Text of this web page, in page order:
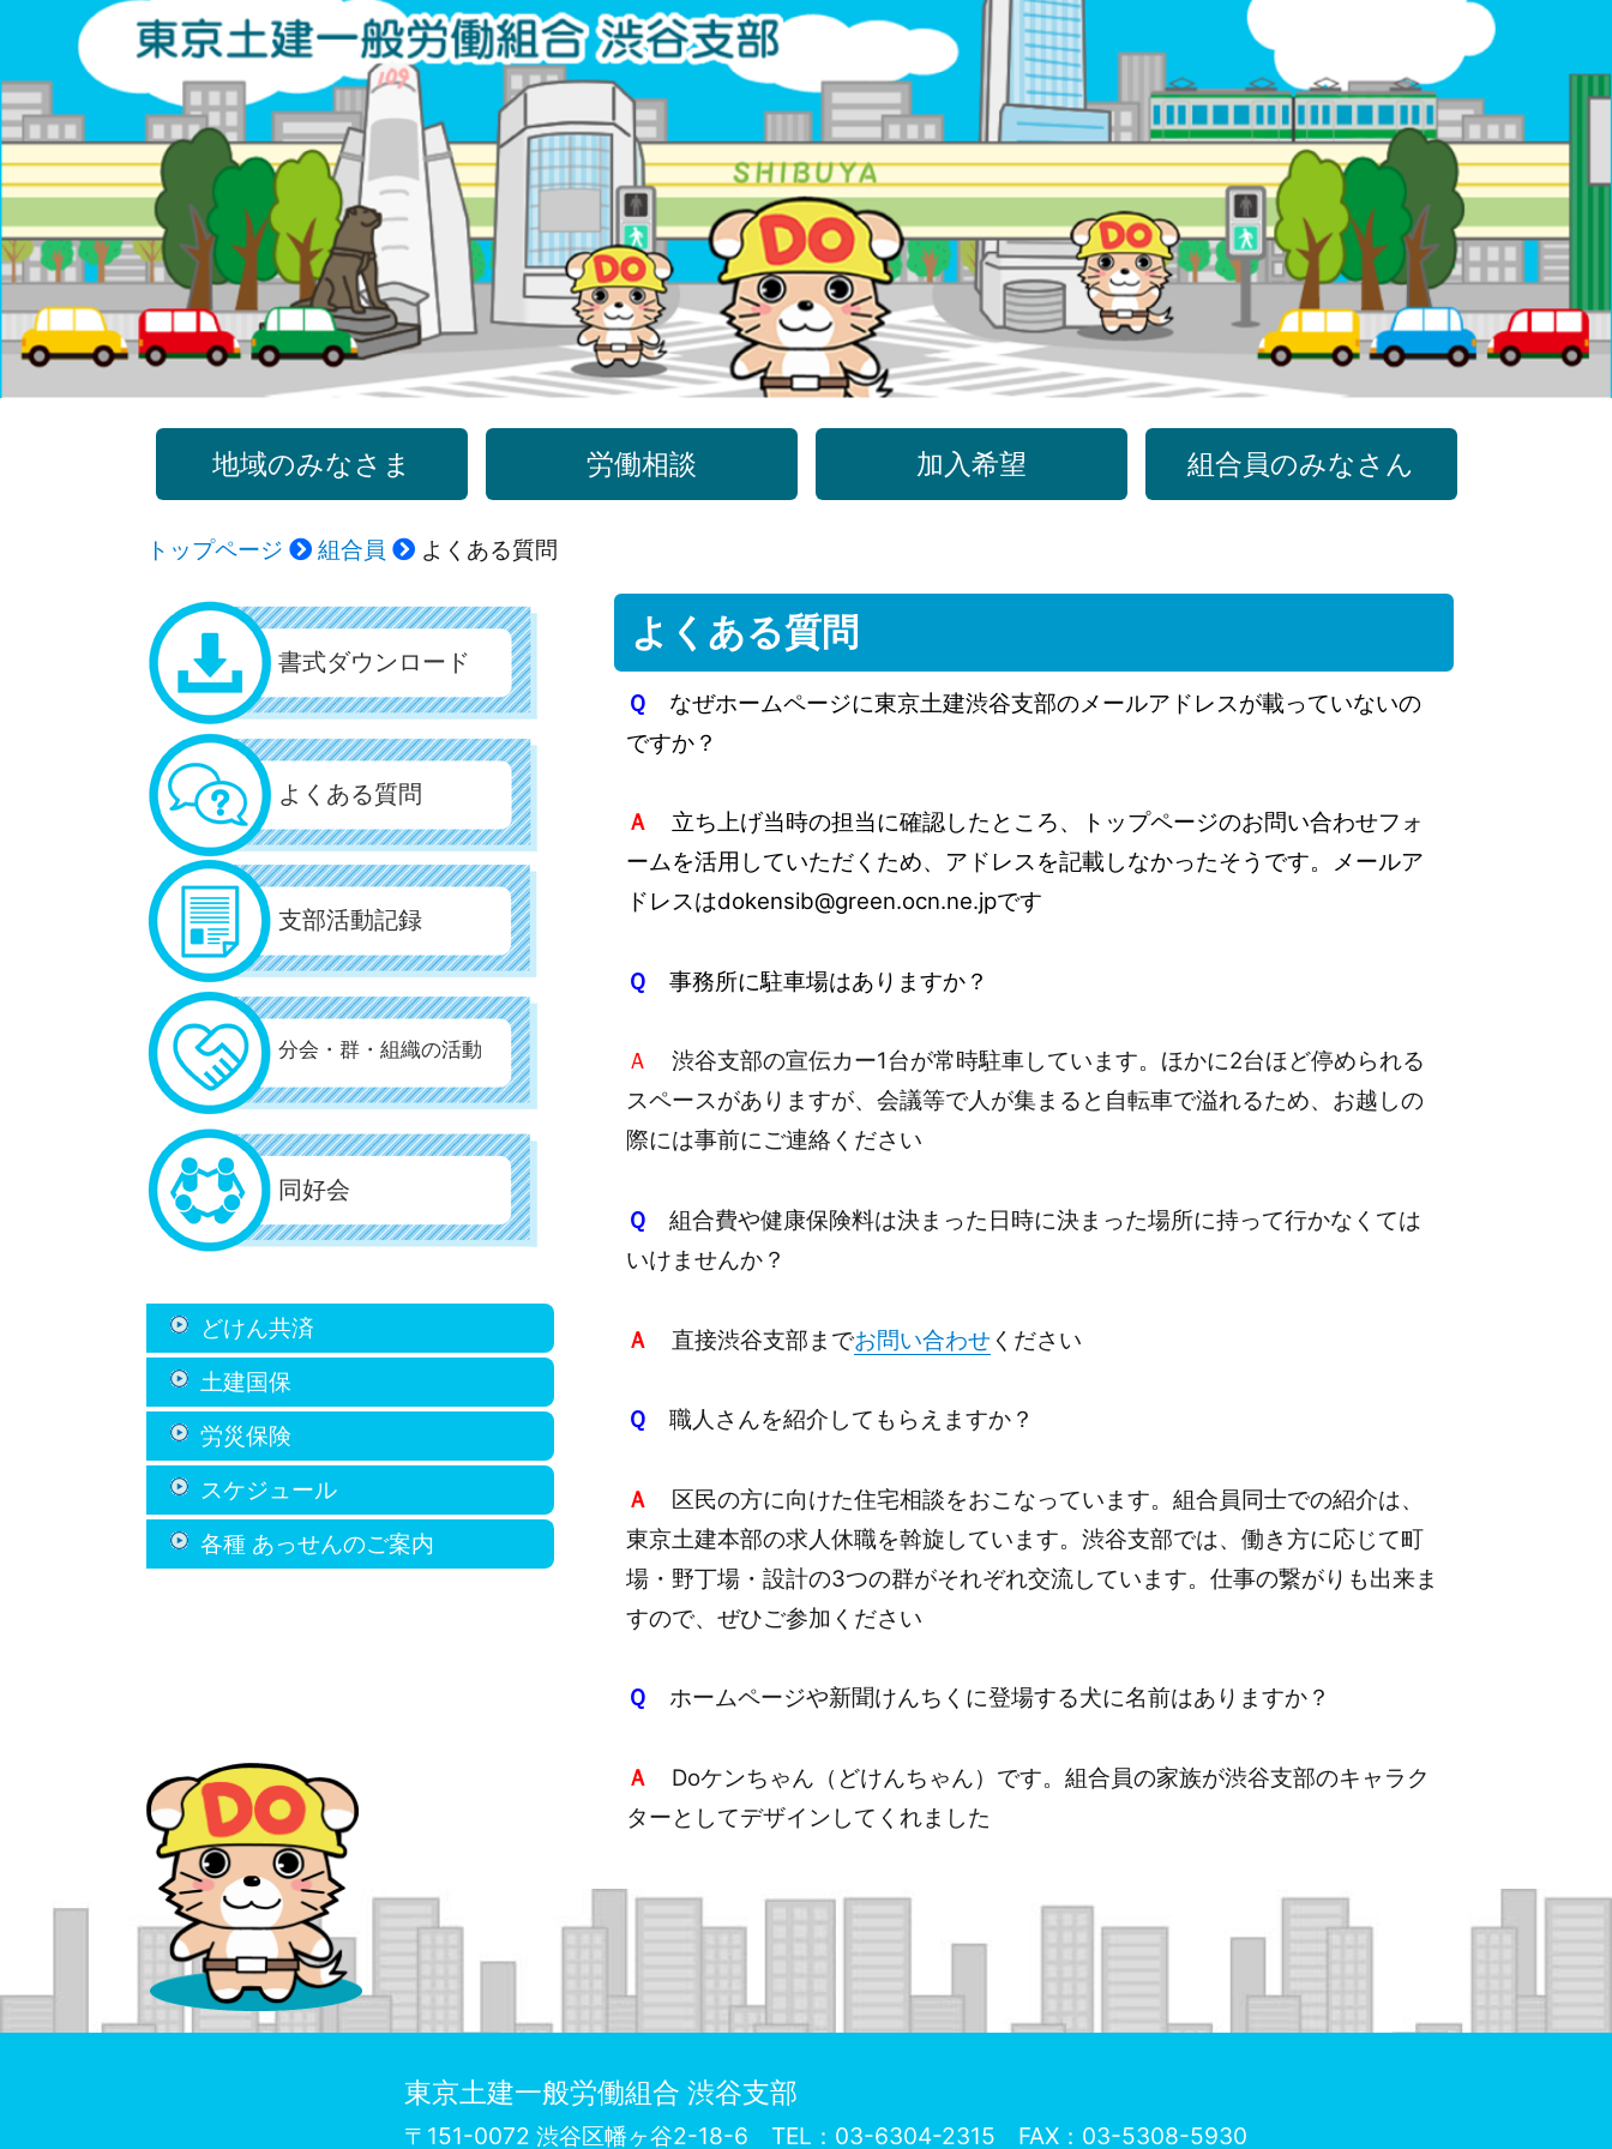
テ
ン
ツ
ス
キ
プ
地域のみなさま 労働相談 加入希望 組合員のみなさん
トップページ 組合員 よくある質問
よくある質問
Ｑ なぜホームページに東京土建渋谷支部のメールアドレスが載っていないの
ですか？
Ａ
立ち上げ当時の担当に確認したところ、トップページのお問い合わせフォ
ームを活用していただくため、アドレスを記載しなかったそうです。メールア
ドレスはdokensib@green.ocn.ne.jpです
Ｑ 事務所に駐車場はありますか？
Ａ
渋谷支部の宣伝カー1台が常時駐車しています。ほかに2台ほど停められる
スペースがありますが、会議等で人が集まると自転車で溢れるため、お越しの
際には事前にご連絡ください
Ｑ 組合費や健康保険料は決まった日時に決まった場所に持って行かなくては
いけませんか？
Ａ 直接渋谷支部までお問い合わせ ください
Ｑ 職人さんを紹介してもらえますか？
Ａ
区民の方に向けた住宅相談をおこなっています。組合員同士での紹介は、
東京土建本部の求人休職を斡旋しています。渋谷支部では、働き方に応じて町
場・野丁場・設計の3つの群がそれぞれ交流しています。仕事の繋がりも出来ま
すので、ぜひご参加ください
Ｑ ホームページや新聞けんちくに登場する犬に名前はありますか？
Ａ
Doケンちゃん（どけんちゃん）です。組合員の家族が渋谷支部のキャラク
ターとしてデザインしてくれました
書式ダウンロード
よくある質問
支部活動記録
分会・群・組織の活動
同好会
どけん共済
土建国保
労災保険
スケジュール
各種 あっせんのご案内
東京土建一般労働組合 渋谷支部
〒151-0072 渋谷区幡ヶ谷2-18-6 TEL：03-6304-2315 FAX：03-5308-5930